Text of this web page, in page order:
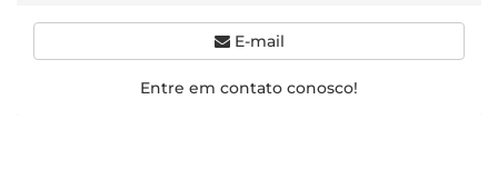
E-mail
Entre em contato conosco!